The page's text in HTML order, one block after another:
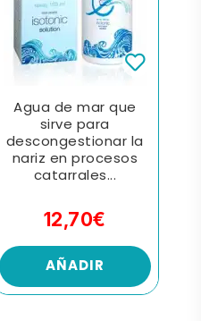
Agua de mar que
sirve para
descongestionar la
nariz en procesos
catarrales...
12,70€
AÑADIR